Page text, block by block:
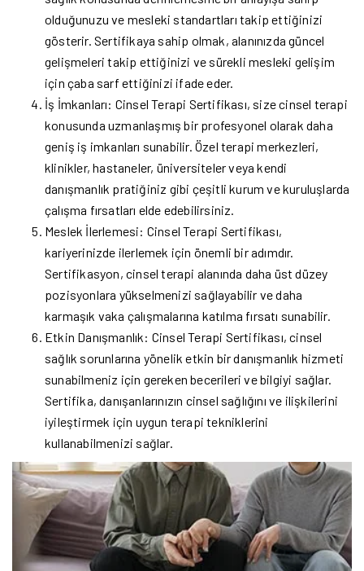
olduğunuzu ve mesleki standartları takip ettiğinizi
gösterir. Sertifikaya sahip olmak, alanınızda güncel
gelişmeleri takip ettiğinizi ve sürekli mesleki gelişim
için çaba sarf ettiğinizi ifade eder.
İş İmkanları: Cinsel Terapi Sertifikası, size cinsel terapi
konusunda uzmanlaşmış bir profesyonel olarak daha
geniş iş imkanları sunabilir. Özel terapi merkezleri,
klinikler, hastaneler, üniversiteler veya kendi
danışmanlık pratiğiniz gibi çeşitli kurum ve kuruluşlarda
çalışma fırsatları elde edebilirsiniz.
Meslek İlerlemesi: Cinsel Terapi Sertifikası,
kariyerinizde ilerlemek için önemli bir adımdır.
Sertifikasyon, cinsel terapi alanında daha üst düzey
pozisyonlara yükselmenizi sağlayabilir ve daha
karmaşık vaka çalışmalarına katılma fırsatı sunabilir.
Etkin Danışmanlık: Cinsel Terapi Sertifikası, cinsel
sağlık sorunlarına yönelik etkin bir danışmanlık hizmeti
sunabilmeniz için gereken becerileri ve bilgiyi sağlar.
Sertifika, danışanlarınızın cinsel sağlığını ve ilişkilerini
iyileştirmek için uygun terapi tekniklerini
kullanabilmenizi sağlar.